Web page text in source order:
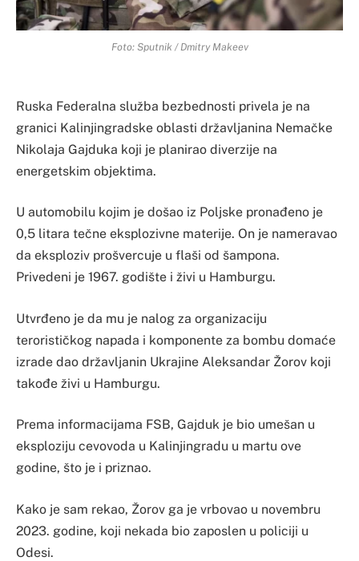
Foto: Sputnik / Dmitry Makeev
Ruska Federalna služba bezbednosti privela je na
granici Kalinjingradske oblasti državljanina Nemačke
Nikolaja Gajduka koji je planirao diverzije na
energetskim objektima.
U automobilu kojim je došao iz Poljske pronađeno je
0,5 litara tečne eksplozivne materije. On je nameravao
da eksploziv prošvercuje u flaši od šampona.
Privedeni je 1967. godište i živi u Hamburgu.
Utvrđeno je da mu je nalog za organizaciju
terorističkog napada i komponente za bombu domaće
izrade dao državljanin Ukrajine Aleksandar Žorov koji
takođe živi u Hamburgu.
Prema informacijama FSB, Gajduk je bio umešan u
eksploziju cevovoda u Kalinjingradu u martu ove
godine, što je i priznao.
Kako je sam rekao, Žorov ga je vrbovao u novembru
2023. godine, koji nekada bio zaposlen u policiji u
Odesi.